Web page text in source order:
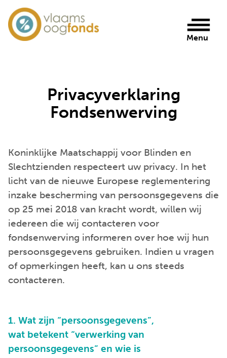
Menu
Privacyverklaring
Fondsenwerving
Koninklijke Maatschappij voor Blinden en
Slechtzienden respecteert uw privacy. In het
licht van de nieuwe Europese reglementering
inzake bescherming van persoonsgegevens die
op 25 mei 2018 van kracht wordt, willen wij
iedereen die wij contacteren voor
fondsenwerving informeren over hoe wij hun
persoonsgegevens gebruiken. Indien u vragen
of opmerkingen heeft, kan u ons steeds
contacteren.
1. Wat zijn “persoonsgegevens”,
wat betekent “verwerking van
persoonsgegevens” en wie is